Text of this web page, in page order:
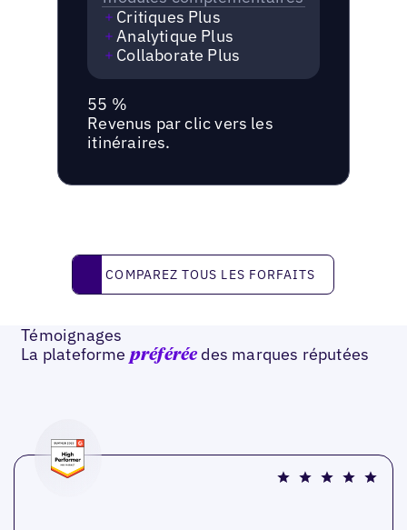
Critiques Plus
Analytique Plus
Collaborate Plus
55 %
Revenus par clic vers les
itinéraires.
Comparez tous les forfaits
COMPAREZ TOUS LES FORFAITS
Témoignages
La plateforme préférée des marques réputées